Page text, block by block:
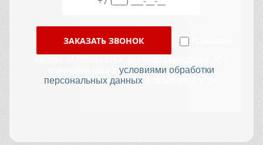
ЗАКАЗАТЬ ЗВОНОК
условиями обработки
персональных данныхи принимаете их.